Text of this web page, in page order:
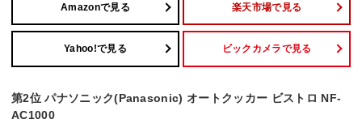
Amazonで見る 楽天市場で見る
Yahoo!で見る ビックカメラで見る
第2位 パナソニック(Panasonic) オートクッカー ビストロ NF-
AC1000